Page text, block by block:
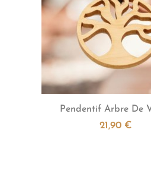
Aperçu
Pendentif Arbre De
21,90 €